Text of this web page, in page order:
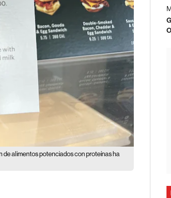
de alimentos potenciados con proteínas ha